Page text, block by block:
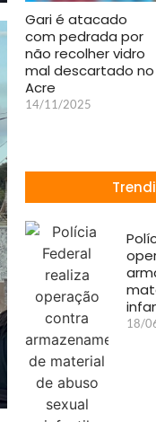
Gari é atacado
com pedrada por
não recolher vidro
mal descartado no
Acre
14/11/2025
18/